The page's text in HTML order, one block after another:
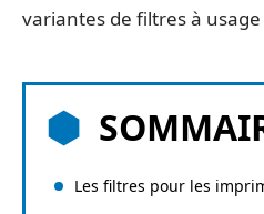
variantes de filtres à
Les filtres pour les